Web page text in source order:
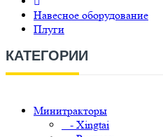
Навесное оборудование
Плуги
КАТЕГОРИИ
Минитракторы
- Xingtai